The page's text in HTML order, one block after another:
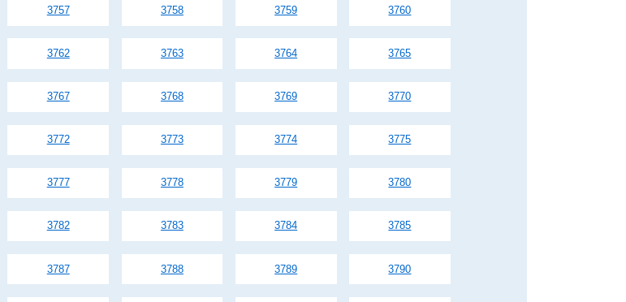
3757 3758 3759 3760
3762 3763 3764 3765
3767 3768 3769 3770
3772 3773 3774 3775
3777 3778 3779 3780
3782 3783 3784 3785
3787 3788 3789 3790